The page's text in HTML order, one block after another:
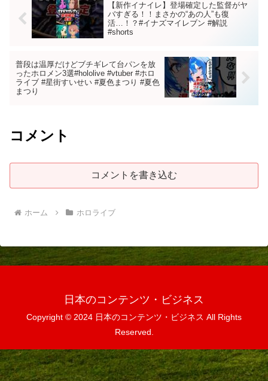
【新作イナイレ】登場確定した監督がヤ
バすぎる！！まさかの“あの人”も復
活…！？#イナズマイレブン #解説
#shorts
普段は温厚だけどブチギレて台パンを放
ったホロメン3選#hololive #vtuber #ホロ
ライブ #星街すいせい #夏色まつり #夏色
まつり
コメント
コメントを書き込む
ホーム ホロライブ
日本のコンテンツ・ビジネス
Copyright © 2024 日本のコンテンツ・ビジネス All Rights
Reserved.